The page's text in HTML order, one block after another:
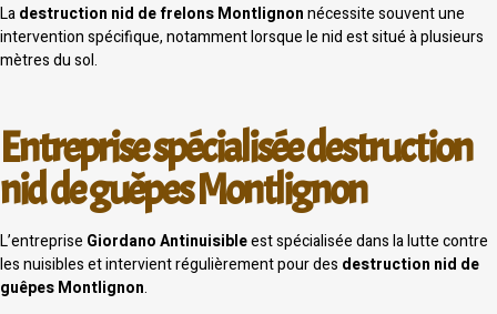
Ladestruction nid de frelons Montlignonnécessite souvent une
intervention spécifique, notamment lorsque le nid est situé à plusieurs
mètres du sol.
Entreprise spécialisée destruction
nid de guêpes Montlignon
L’entreprise Giordano Antinuisibleest spécialisée dans la lutte contre
les nuisibles et intervient régulièrement pour des destruction nid de
guêpes Montlignon.